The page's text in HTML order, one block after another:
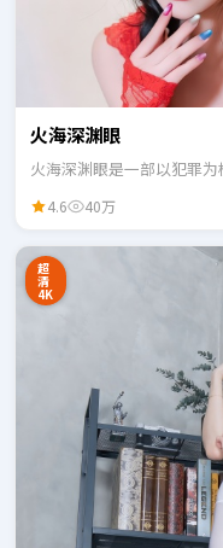
火海深渊眼
火海深渊眼是一部以犯罪
4.6 40万
超
清
4K